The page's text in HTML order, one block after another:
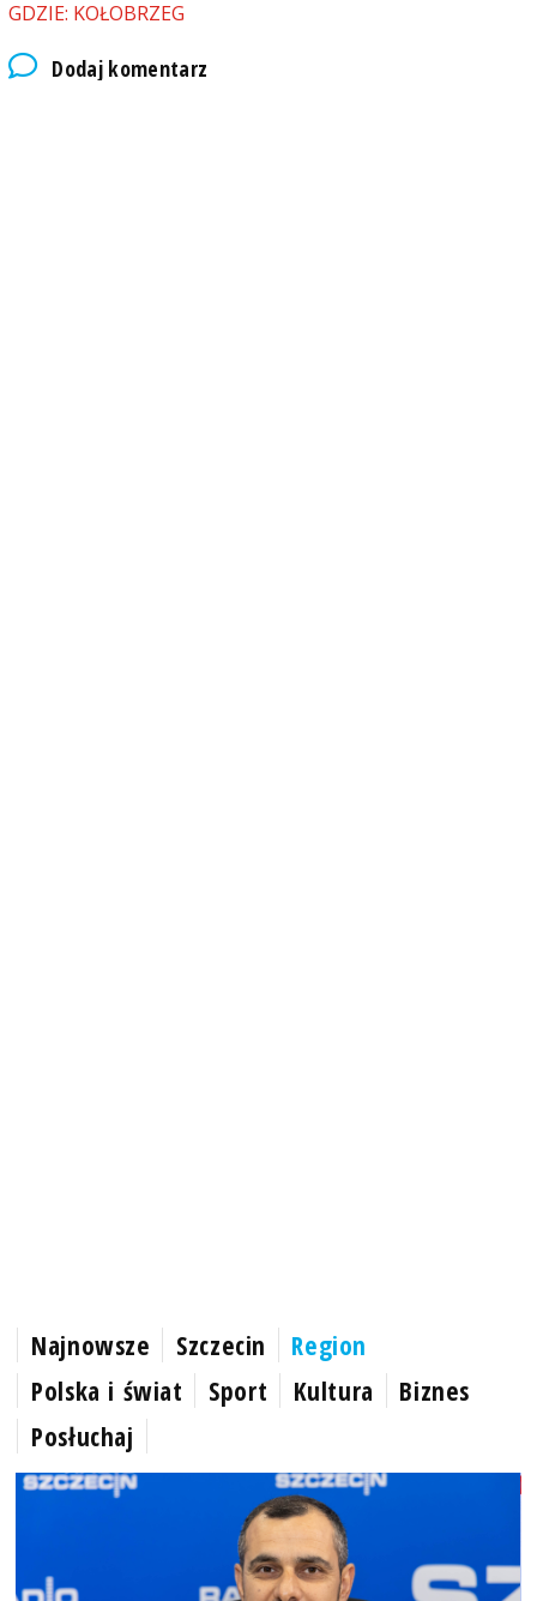
GDZIE: KOŁOBRZEG
Dodaj komentarz
Najnowsze Szczecin
Region
Polska i świat
Sport Kultura
Biznes
Posłuchaj